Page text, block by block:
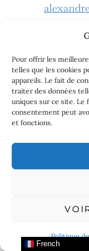
Pour offrir les
telles que les cookies
appareils. Le fait de
traiter des données
uniques sur ce site. Le
consentement peut
et fonctions.
Politique
corsica
AMILCAR
French